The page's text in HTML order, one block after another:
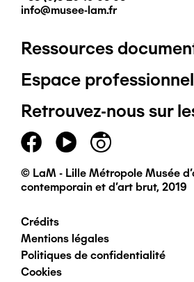
info@musee-lam.fr
Pied
de
page
principal
Ressources
Espace professionnel
Retrouvez-nous sur
© LaM - Lille Métropole Musée
contemporain et d'art brut, 2019
Pied
de
Crédits
Mentions légales
Politiques de confidentialité
Cookies